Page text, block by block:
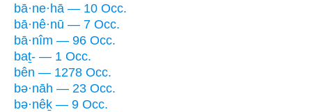
bā·ne·hā — 10 Occ.
bā·nê·nū — 7 Occ.
bā·nîm — 96 Occ.
baṯ- — 1 Occ.
bên — 1278 Occ.
bə·nāh — 23 Occ.
bə·nêḵ — 9 Occ.